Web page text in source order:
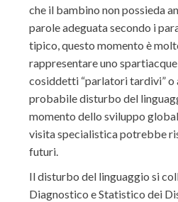
che il bambino non possieda
parole adeguata secondo i
tipico, questo momento è
rappresentare uno
cosiddetti “parlatori tardivi” o
probabile disturbo del
momento dello sviluppo
visita specialistica potrebbe
futuri.
Il disturbo del linguaggio si
Diagnostico e Statistico dei